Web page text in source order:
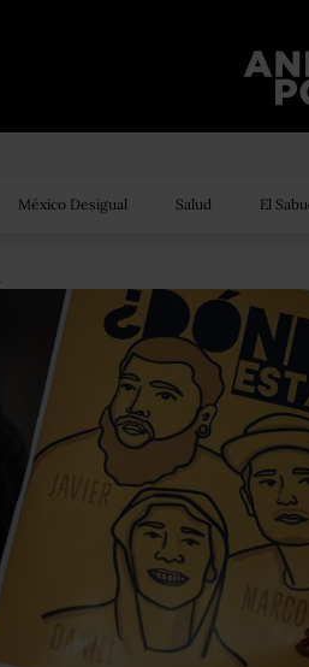
México Desigual Salud El
Fiscalía